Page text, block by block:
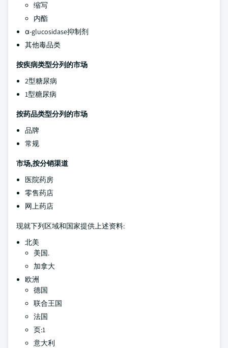
缩写
内酯
α-glucosidase抑制剂
其他毒品类
按疾病类型分列的市场
2型糖尿病
1型糖尿病
按药品类型分列的市场
品牌
常规
市场,按分销渠道
医院药房
零售药店
网上药店
现就下列区域和国家提供上述资料:
北美
美国.
加拿大
欧洲
德国
联合王国
法国
页:1
意大利